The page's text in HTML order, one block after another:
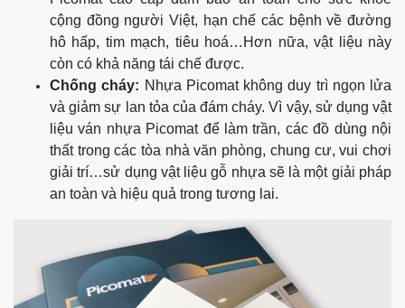
cộng đồng người Việt, hạn chế các bệnh về đường
hô hấp, tim mạch, tiêu hoá…Hơn nữa, vật liệu này
còn có khả năng tái chế được.
Chống cháy: Nhựa Picomat không duy trì ngọn lửa
và giảm sự lan tỏa của đám cháy. Vì vậy, sử dụng vật
liệu ván nhựa Picomat để làm trần, các đồ dùng nội
thất trong các tòa nhà văn phòng, chung cư, vui chơi
giải trí…sử dụng vật liệu gỗ nhựa sẽ là một giải pháp
an toàn và hiệu quả trong tương lai.